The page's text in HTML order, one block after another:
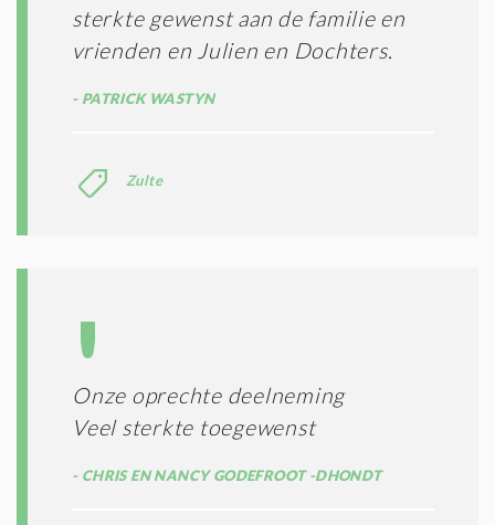
sterkte gewenst aan de familie en
vrienden en Julien en Dochters.
PATRICK WASTYN
Zulte
Onze oprechte deelneming
Veel sterkte toegewenst
CHRIS EN NANCY GODEFROOT -DHONDT